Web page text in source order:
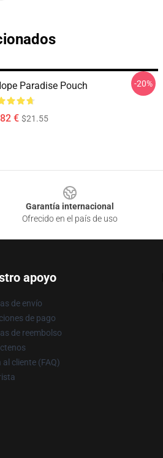
Paradise Pouch
€ $21.55
-20%
Garantía internacional
Ofrecido en el país de uso
apoyo
de envío
de pago
de reembolso
al cliente (FAQ)